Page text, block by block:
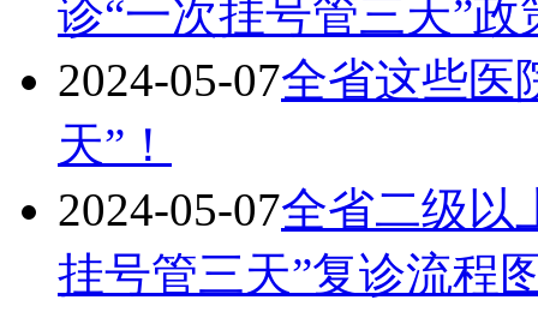
诊“一次挂号管三天”政
2024-05-07全省这些医
天”！
2024-05-07全省二级以
挂号管三天”复诊流程